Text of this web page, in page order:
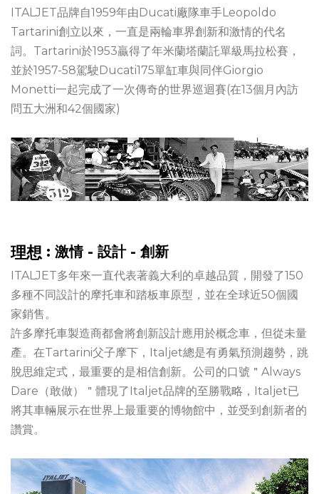
ITALJET品牌自1959年由Ducati廠隊車手Leopoldo
Tartarini創立以來，一直是兩輪車界創新和激情的代名
詞。Tartarini於1953贏得了年米蘭塔蘭託單級馬拉松賽，
並於1957-58駕駛Ducati175單缸車與同伴Giorgio
Monetti一起完成了一次傳奇的世界巡迴賽(在13個月內訪
問五大洲和42個國家)
理想 : 激情 - 設計 - 創新
ITALJET多年來一直代表著義大利的卓越品質，開發了150
多種不同設計的摩托車和踏板車原型，並在全球近50個國
家銷售。
許多摩托車製造商都會將創新設計應用於概念車，但從未量
產。在Tartarini父子摩下，Italjet總是有勇氣預測趨勢，跳
脫思維定式，最重要的是相信創新。公司的口號＂Always
Dare（敢做）＂體現了Italjet品牌的至勝戰略，Italjet已
將其車輛展示在世界上最重要的博物館中，並受到創新者的
讚賞。